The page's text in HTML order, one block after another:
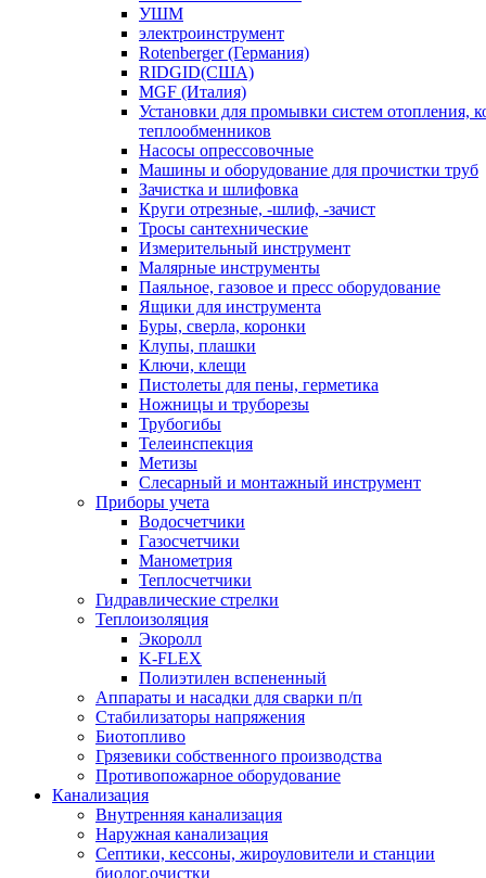
УШМ
электроинструмент
Rotenberger (Германия)
RIDGID(США)
MGF (Италия)
Установки для промывки систем отопления,
теплообменников
Насосы опрессовочные
Машины и оборудование для прочистки труб
Зачистка и шлифовка
Круги отрезные, -шлиф, -зачист
Тросы сантехнические
Измерительный инструмент
Малярные инструменты
Паяльное, газовое и пресс оборудование
Ящики для инструмента
Буры, сверла, коронки
Клупы, плашки
Ключи, клещи
Пистолеты для пены, герметика
Ножницы и труборезы
Трубогибы
Телеинспекция
Метизы
Слесарный и монтажный инструмент
Приборы учета
Водосчетчики
Газосчетчики
Манометрия
Теплосчетчики
Гидравлические стрелки
Теплоизоляция
Экоролл
K-FLEX
Полиэтилен вспененный
Аппараты и насадки для сварки п/п
Стабилизаторы напряжения
Биотопливо
Грязевики собственного производства
Противопожарное оборудование
Канализация
Внутренняя канализация
Наружная канализация
Септики, кессоны, жироуловители и станции
биолог.очистки